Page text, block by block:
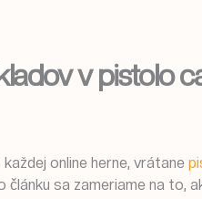
v pistolo
online herne, vrátane
sa zameriame na to,